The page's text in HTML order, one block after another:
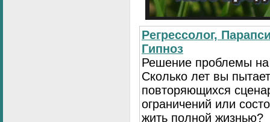
Регрессолог,
Гипноз
Решение проблемы на
Сколько лет вы
повторяющихся
ограничений или
жить полной жизнью?